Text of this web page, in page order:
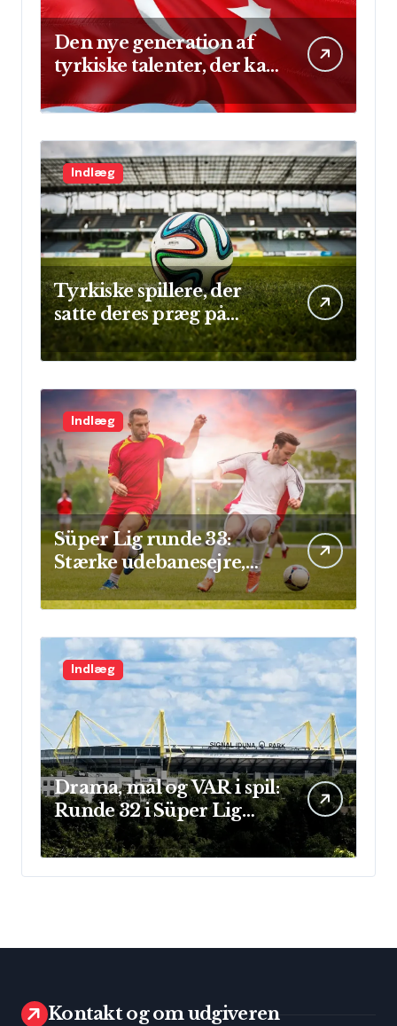
Den nye generation af
tyrkiske talenter, der kan
skinne på verdensscenen
Indlæg
Tyrkiske spillere, der
satte deres præg på
Champions League
Indlæg
Süper Lig runde 33:
Stærke udebanesejre,
mål i flok og sikre clean
sheets
Indlæg
Drama, mål og VAR i spil:
Runde 32 i Süper Lig
leverede store
præstationer og sene
afgørelser
Kontakt og om udgiveren